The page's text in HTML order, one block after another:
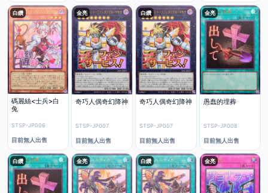
白鑽
碼麗絲<士兵>白
兔
STSP-JP006
目前無人出售
金亮
奇巧人偶奇幻降神
STSP-JP007
目前無人出售
白鑽
奇巧人偶奇幻降神
STSP-JP007
目前無人出售
金亮
愚蠢的埋葬
STSP-JP008
目前無人出售
白鑽 金亮 白鑽 金亮